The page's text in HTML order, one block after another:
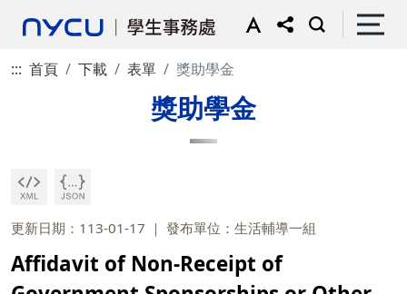
::: 首頁 下載 表單 獎助學金
獎助學金
更新日期：113-01-17 發布單位：生活輔導一組
Affidavit of Non-Receipt of